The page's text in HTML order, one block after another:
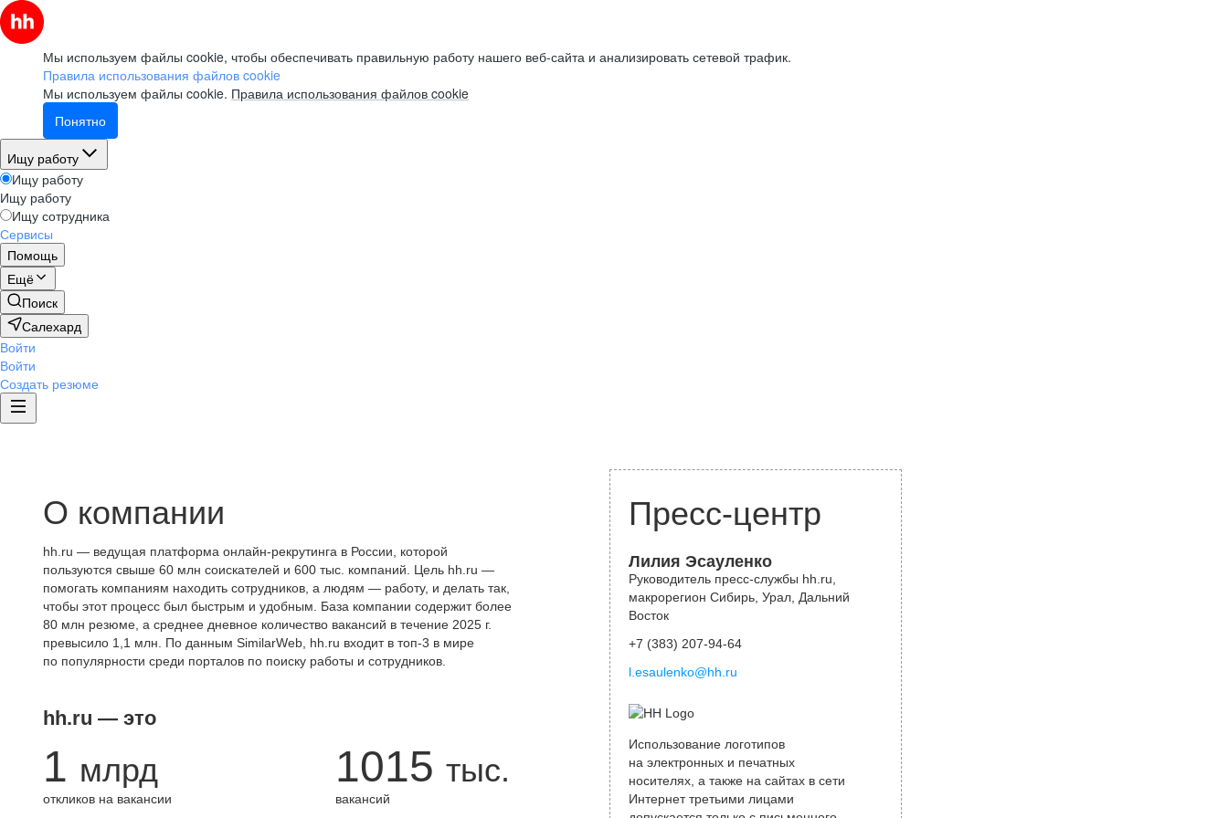
Мы используем файлы cookie, чтобы обеспечивать правильную работу нашего веб-сайта и анализировать сетевой трафик.
Правила использования файлов cookie
Мы используем файлы cookie. Правила использования файлов cookie
Понятно
Ищу работу
Ищу работу
Ищу работу
Ищу сотрудника
Сервисы
Помощь
Ещё
Поиск
Салехард
Войти
Войти
Создать резюме
О компании
hh.ru — ведущая платформа онлайн-рекрутинга в России, которой
пользуются свыше 60 млн соискателей и 600 тыс. компаний. Цель hh.ru —
помогать компаниям находить сотрудников, а людям — работу, и делать так,
чтобы этот процесс был быстрым и удобным. База компании содержит более
80 млн резюме, а среднее дневное количество вакансий в течение 2025 г.
превысило 1,1 млн. По данным SimilarWeb, hh.ru входит в топ-3 в мире
по популярности среди порталов по поиску работы и сотрудников.
hh.ru — это
1 млрд
откликов на вакансии
1015 тыс.
вакансий
Пресс-центр
Лилия Эсауленко
Руководитель пресс-службы hh.ru,
макрорегион Сибирь, Урал, Дальний
Восток
+7 (383) 207-94-64
l.esaulenko@hh.ru
Использование логотипов
на электронных и печатных
носителях, а также на сайтах в сети
Интернет третьими лицами